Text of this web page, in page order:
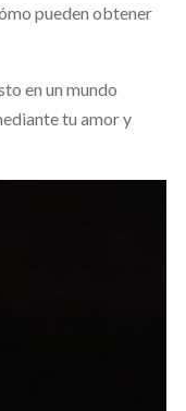
pueden obtener
en un mundo
tu amor y